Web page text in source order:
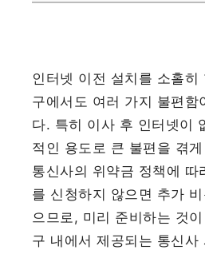
인터넷 이전 설치를 소홀히
구에서도 여러 가지 불편함
다. 특히 이사 후 인터넷이
적인 용도로 큰 불편을 겪
통신사의 위약금 정책에 따
를 신청하지 않으면 추가
으므로, 미리 준비하는 것
구 내에서 제공되는 통신사